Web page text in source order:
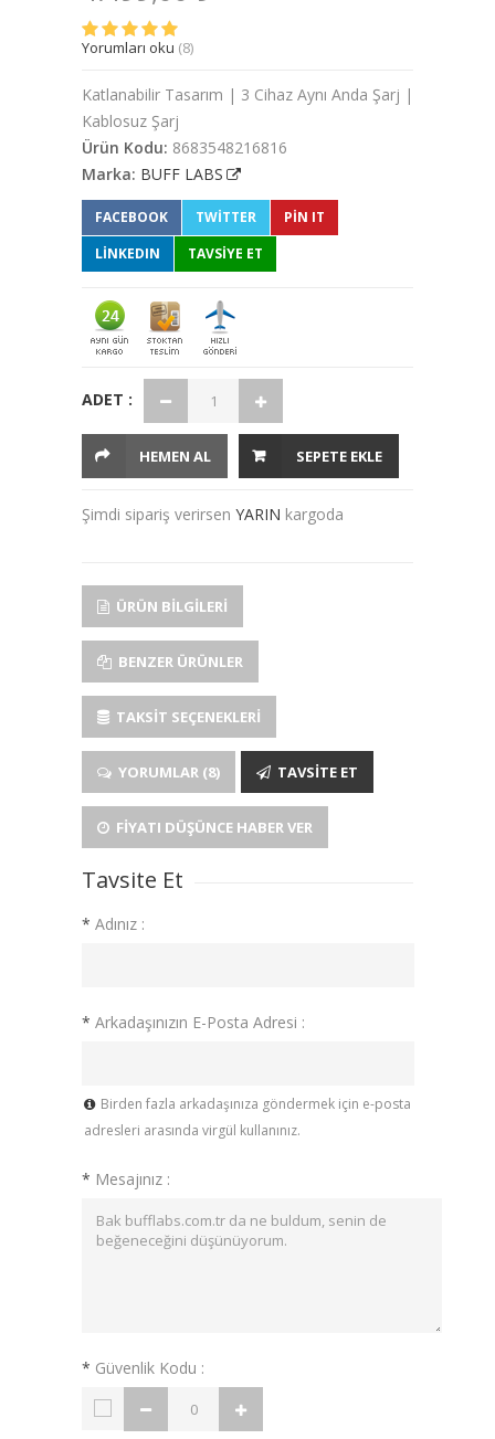
Yorumları oku (8)
Katlanabilir Tasarım | 3 Cihaz Aynı Anda Şarj |
Kablosuz Şarj
Ürün Kodu: 8683548216816
Marka: BUFF LABS
FACEBOOK TWITTER
PIN IT
LINKEDIN
TAVSİYE ET
ADET :
HEMEN AL SEPETE EKLE
Şimdi sipariş verirsen YARIN kargoda
ÜRÜN BILGILERI
BENZER ÜRÜNLER
TAKSIT SEÇENEKLERI
YORUMLAR (8) TAVSITE ET
FIYATI DÜŞÜNCE HABER VER
Tavsite Et
* Adınız :
* Arkadaşınızın E-Posta Adresi :
Birden fazla arkadaşınıza göndermek için e-posta
adresleri arasında virgül kullanınız.
* Mesajınız :
* Güvenlik Kodu :